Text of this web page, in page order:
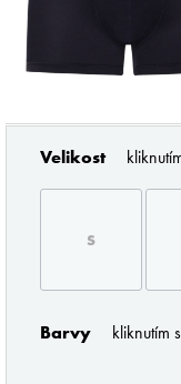
Velikost
S
Barvy kliknutím
PODLE CENY